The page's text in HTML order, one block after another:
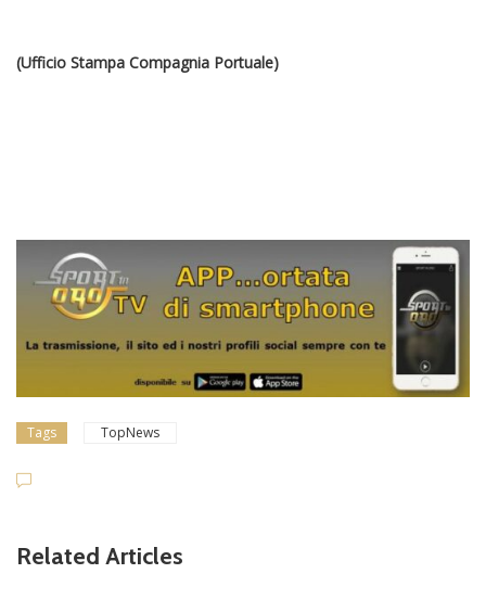
(Ufficio Stampa Compagnia Portuale)
Tags TopNews
Related Articles